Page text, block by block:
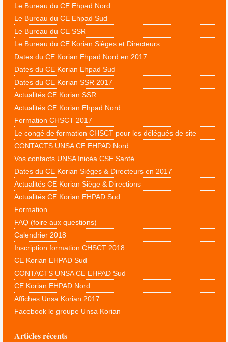
Le Bureau du CE Ehpad Nord
Le Bureau du CE Ehpad Sud
Le Bureau du CE SSR
Le Bureau du CE Korian Sièges et Directeurs
Dates du CE Korian Ehpad Nord en 2017
Dates du CE Korian Ehpad Sud
Dates du CE Korian SSR 2017
Actualités CE Korian SSR
Actualités CE Korian Ehpad Nord
Formation CHSCT 2017
Le congé de formation CHSCT pour les délégués de site
CONTACTS UNSA CE EHPAD Nord
Vos contacts UNSA Inicéa CSE Santé
Dates du CE Korian Sièges & Directeurs en 2017
Actualités CE Korian Siège & Directions
Actualités CE Korian EHPAD Sud
Formation
FAQ (foire aux questions)
Calendrier 2018
Inscription formation CHSCT 2018
CE Korian EHPAD Sud
CONTACTS UNSA CE EHPAD Sud
CE Korian EHPAD Nord
Affiches Unsa Korian 2017
Facebook le groupe Unsa Korian
Articles récents